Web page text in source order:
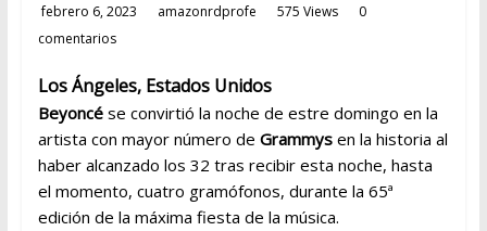
febrero 6, 2023 amazonrdprofe 575 Views
0
comentarios
Los Ángeles, Estados Unidos
Beyoncése convirtió la noche de estre domingo en la
artista con mayor número de Grammys en la historia al
haber alcanzado los 32 tras recibir esta noche, hasta
el momento, cuatro gramófonos, durante la 65ª
edición de la máxima fiesta de la música.